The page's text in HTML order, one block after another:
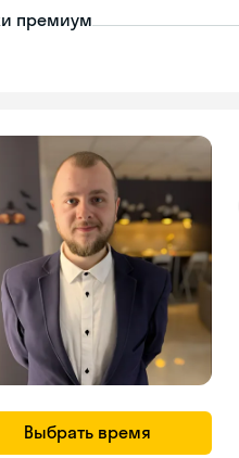
премиум
Выбрать время